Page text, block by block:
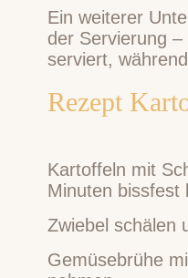
Ein weiterer
der Servierung
serviert,
Rezept
Kartoffeln mit
Minuten bissfest
Zwiebel schälen
Gemüsebrühe